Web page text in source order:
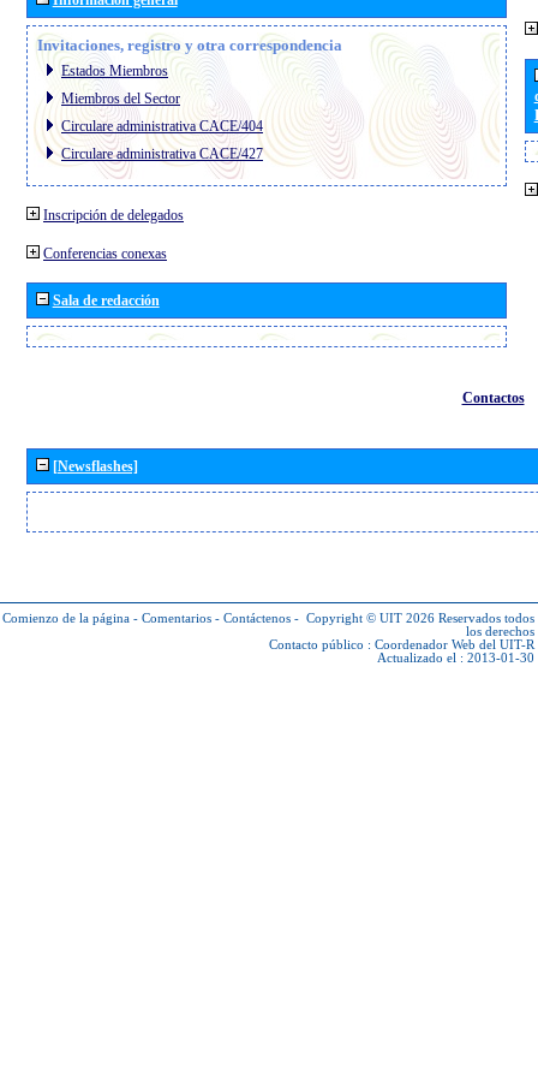
Invitaciones, registro y otra correspondencia
Estados Miembros
Miembros del Sector
Circulare administrativa CACE/404
Circulare administrativa CACE/427
Inscripción de delegados
Conferencias conexas
Sala de redacción
Contactos
[Newsflashes]
Comienzo de la página - Comentarios - Contáctenos - Copyright © UIT 2026 Reservados todos
los derechos
Contacto público : Coordenador Web del UIT-R
Actualizado el : 2013-01-30